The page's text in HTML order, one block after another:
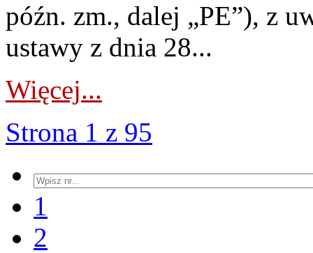
późn. zm., dalej „PE”), z
ustawy z dnia 28...
Więcej...
Strona 1 z 95
1
2